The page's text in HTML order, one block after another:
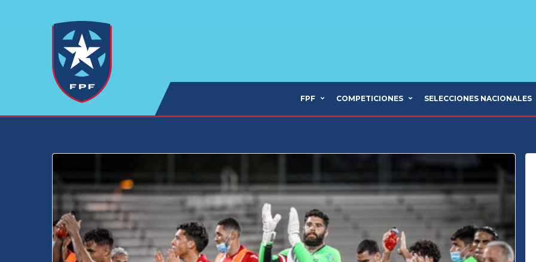
FPF COMPETICIONES SELECCIONES NACIONALES